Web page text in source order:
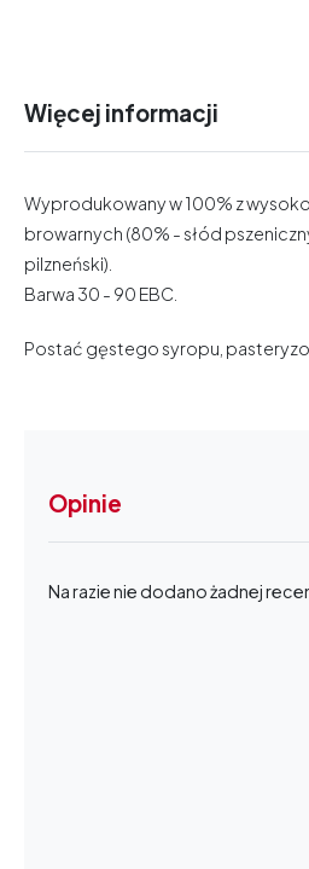
Więcej informacji
Wyprodukowany w 100% z
browarnych (80% - słód
pilzneński).
Barwa 30 - 90 EBC.
Postać gęstego syropu,
Opinie
Na razie nie dodano żadnej